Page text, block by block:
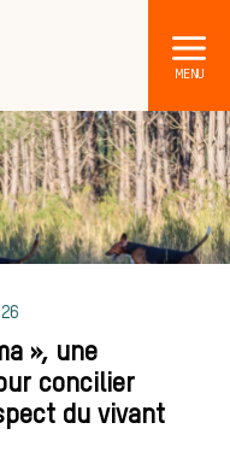
LA CHASSE À COURRE
acteurs de la vènerie
», une
concilier
du vivant